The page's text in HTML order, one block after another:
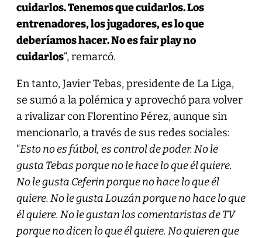
cuidarlos. Tenemos que cuidarlos. Los
entrenadores, los jugadores, es lo que
deberíamos hacer. No es fair play no
cuidarlos“, remarcó.
En tanto, Javier Tebas, presidente de La Liga,
se sumó a la polémica y aprovechó para volver
a rivalizar con Florentino Pérez, aunque sin
mencionarlo, a través de sus redes sociales:
“Esto no es fútbol, es control de poder. No le
gusta Tebas porque no le hace lo que él quiere.
No le gusta Ceferin porque no hace lo que él
quiere. No le gusta Louzán porque no hace lo que
él quiere. No le gustan los comentaristas de TV
porque no dicen lo que él quiere. No quieren que